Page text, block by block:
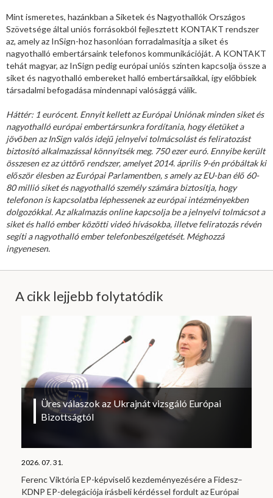
Mint ismeretes, hazánkban a Siketek és Nagyothallók Országos
Szövetsége által uniós forrásokból fejlesztett KONTAKT rendszer
az, amely az InSign-hoz hasonlóan forradalmasítja a siket és
nagyothalló embertársaink telefonos kommunikációját. A KONTAKT
tehát magyar, az InSign pedig európai uniós szinten kapcsolja össze a
siket és nagyothalló embereket halló embertársaikkal, így előbbiek
társadalmi befogadása mindennapi valósággá válik.
Háttér: 1 eurócent. Ennyit kellett az Európai Uniónak minden siket és
nagyothalló európai embertársunkra fordítania, hogy életüket a
jövőben az InSign valós idejű jelnyelvi tolmácsolást és feliratozást
biztosító alkalmazással könnyítsék meg. 750 ezer euró. Ennyibe került
összesen ez az úttörő rendszer, amelyet 2014. április 9-én próbáltak ki
először élesben az Európai Parlamentben, s amely az EU-ban élő 60-
80 millió siket és nagyothalló személy számára biztosítja, hogy
telefonon is kapcsolatba léphessenek az európai intézményekben
dolgozókkal. Az alkalmazás online kapcsolja be a jelnyelvi tolmácsot a
siket és halló ember közötti videó hívásokba, illetve feliratozás révén
segíti a nagyothalló ember telefonbeszélgetését. Méghozzá
ingyenesen.
A cikk lejjebb folytatódik
Üres válaszok az Ukrajnát vizsgáló Európai
Bizottságtól
2026. 07. 31.
Ferenc Viktória EP-képviselő kezdeményezésére a Fidesz–
KDNP EP-delegációja írásbeli kérdéssel fordult az Európai